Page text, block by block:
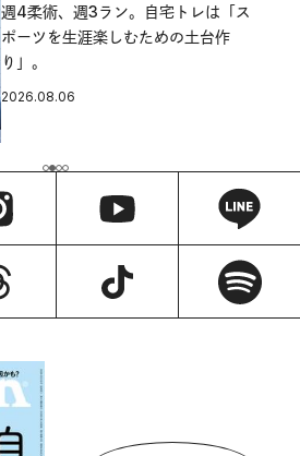
週4柔術、週3ラン。自宅トレは「ス
ポーツを生涯楽しむための土台作
り」。
2026.08.06